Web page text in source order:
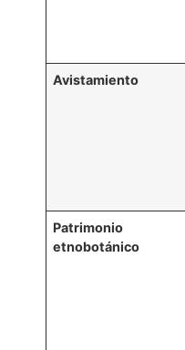
Avistamiento
Patrimonio
etnobotánico